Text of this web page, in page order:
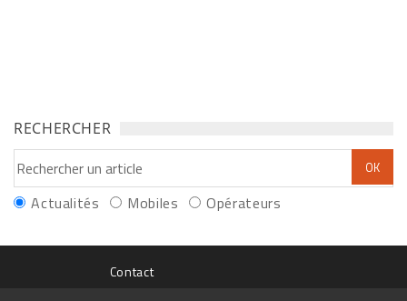
RECHERCHER
Actualités Mobiles Opérateurs
Contact